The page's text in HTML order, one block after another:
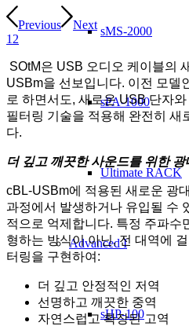
sMS-2000
sPA-1000
Ultimate RACK
Advanced I
sHP-100
Previous
Next
1 2
SOtM은 USB 오디오 케이블의
USBm을 선보입니다. 이전 모델
로 하면서도, 새로운 USB 단자
필터링 기술을 적용해 완전히 새
다.
더 깊고 깨끗한 사운드를 위한
cBL-USBm에 적용된 새로운 광
과정에서 발생하거나 유입될 수
적으로 억제합니다. 특정 주파수
형하는 방식이 아닌, 전 대역에
터링을 구현하여:
더 깊고 안정적인 저역
선명하고 깨끗한 중역
자연스럽고 확장된 고역